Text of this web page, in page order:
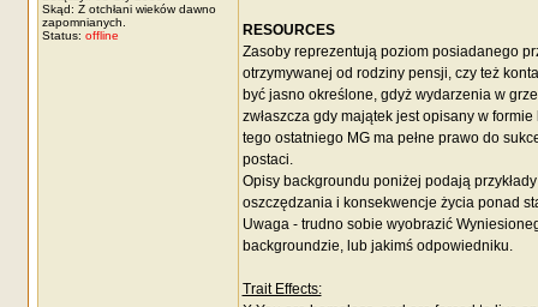
Skąd: Z otchłani wieków dawno
zapomnianych.
Status: offline
RESOURCES
Zasoby reprezentują poziom posiadanego
otrzymywanej od rodziny pensji, czy też
być jasno określone, gdyż wydarzenia w
zwłaszcza gdy majątek jest opisany w
tego ostatniego MG ma pełne prawo do
postaci.
Opisy backgroundu poniżej podają
oszczędzania i konsekwencje życia ponad
Uwaga - trudno sobie wyobrazić
backgroundzie, lub jakimś odpowiedniku.
Trait Effects: